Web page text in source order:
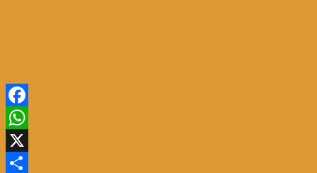
Facebook
WhatsApp
X